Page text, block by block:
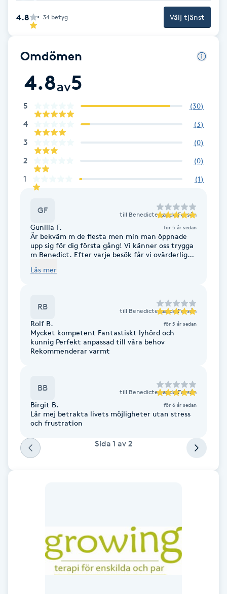
Bröllopsuppsättning
C
Celluliter
Coachning
Color correction
Cryoterapi
Damklippning
Dermapen
Diamantslipning
Extensions
Extensions borttagning
Face framing
4.8 34 betyg Välj tjänst
Omdömen
4.8av5
5 (30)
4 (3)
3 (0)
2 (0)
1 (1)
GF till Benedicte Lande Forsén
Gunilla F. för 5 år sedan
Är bekväm m de flesta men min man öppnade
upp sig för dig första gång! Vi känner oss trygga
m Benedict. Efter varje besök får vi ovärderliga
Läs mer
RB till Benedicte Lande Forsén
Rolf B. för 5 år sedan
Mycket kompetent Fantastiskt lyhörd och
kunnig Perfekt anpassad till våra behov
Rekommenderar varmt
BB till Benedicte Lande Forsén
Birgit B. för 6 år sedan
Lär mej betrakta livets möjligheter utan stress
och frustration
Sida 1 av 2